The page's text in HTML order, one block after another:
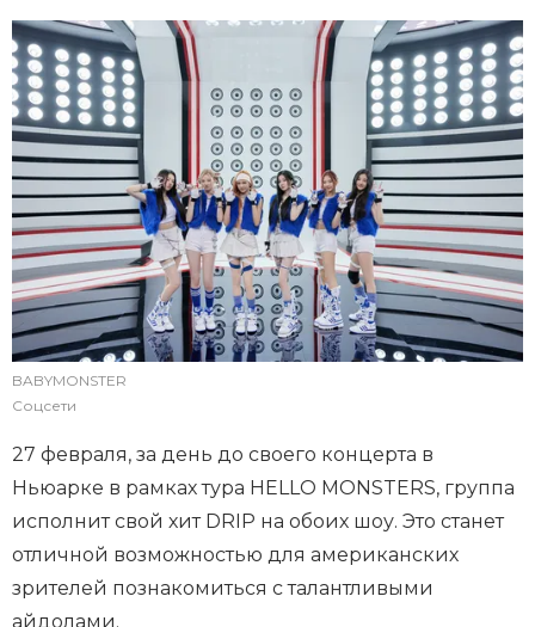
BABYMONSTER
Соцсети
27 февраля, за день до своего концерта в
Ньюарке в рамках тура HELLO MONSTERS, группа
исполнит свой хит DRIP на обоих шоу. Это станет
отличной возможностью для американских
зрителей познакомиться с талантливыми
айдолами.